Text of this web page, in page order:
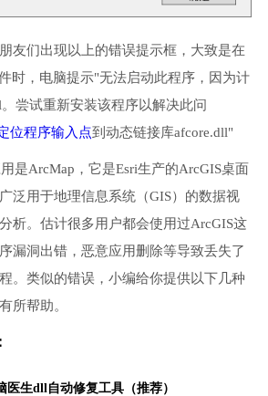
友们出现以上的错误提示框，大致是在
时，电脑提示"无法启动此程序，因为计
尝试重新安装该程序以解决此问
位程序输入点到动态链接库afcore.dll"
是ArcMap，它是Esri生产的ArcGIS桌面
泛用于地理信息系统（GIS）的数据视
析。估计很多用户都会使用过ArcGIS这
漏洞出错，恶意应用删除等导致丢失了
。类似的错误，小编给你提供以下几种
所帮助。
医生dll自动修复工具（推荐）